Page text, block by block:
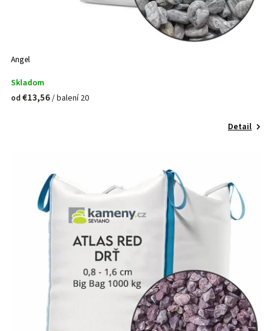
Angel
Skladom
od €13,56/ balení 20
Detail